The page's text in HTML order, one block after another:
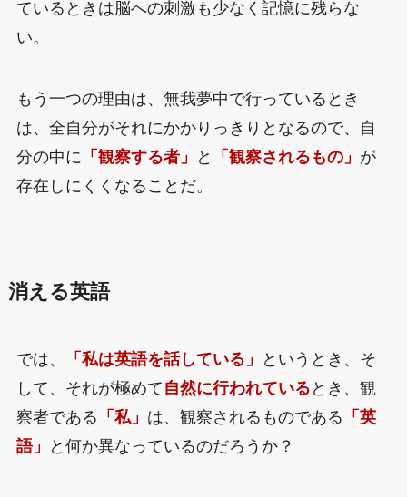
ているときは脳への刺激も少なく記憶に残らな
い。
もう一つの理由は、無我夢中で行っているとき
は、全自分がそれにかかりっきりとなるので、自
分の中に 「観察する者」 と 「観察されるもの」 が
存在しにくくなることだ。
消える英語
では、 「私は英語を話している」
というとき、そ
して、それが極めて 自然に行われている とき、観
察者である 「私」 は、観察されるものである 「英
語」
と何か異なっているのだろうか？